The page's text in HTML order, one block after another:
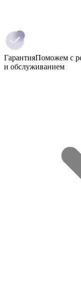
ГарантияПоможем с
и обслуживанием